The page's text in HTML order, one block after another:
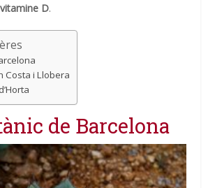
vitamine D.
Costa i Llobera
de Barcelona